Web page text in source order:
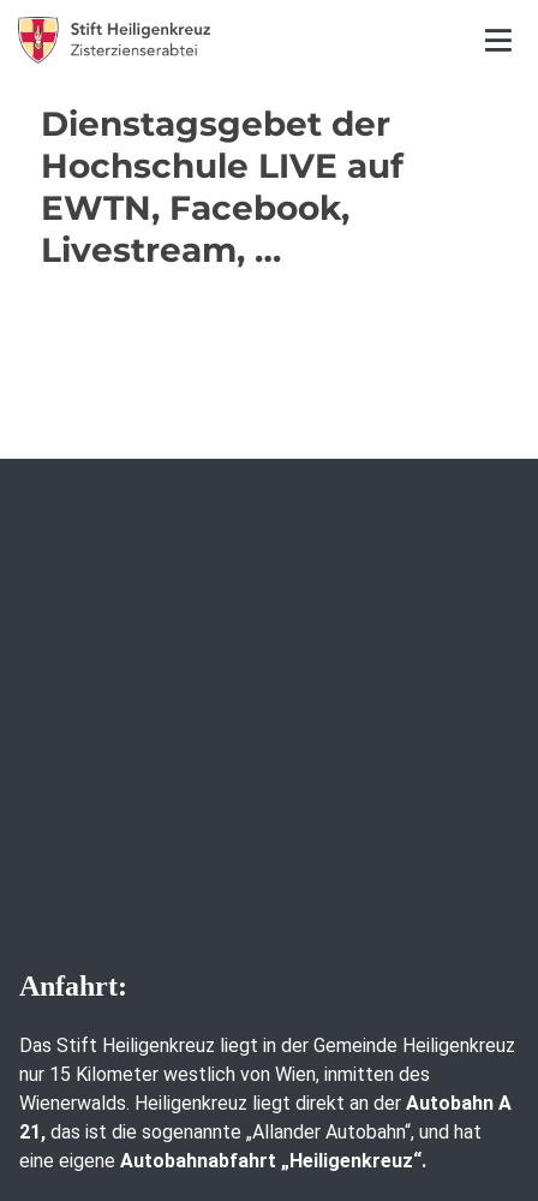
Dienstagsgebet der
Hochschule LIVE auf
EWTN, Facebook,
Livestream, …
Anfahrt:
Das Stift Heiligenkreuz liegt in der Gemeinde Heiligenkreuz
nur 15 Kilometer westlich von Wien, inmitten des
Wienerwalds. Heiligenkreuz liegt direkt an der Autobahn A
21, das ist die sogenannte „Allander Autobahn“, und hat
eine eigene Autobahnabfahrt „Heiligenkreuz“.